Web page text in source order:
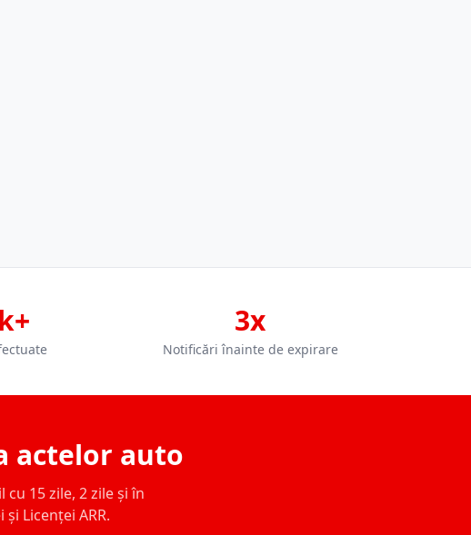
3x
Notificări înainte de expirare
actelor auto
15 zile, 2 zile și în
Licenței ARR.